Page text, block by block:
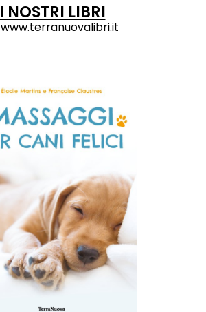
I NOSTRI LIBRI
www.terranuovalibri.it